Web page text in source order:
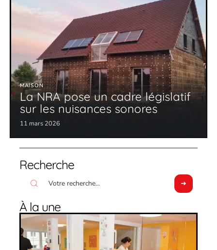
MAISON
La NRA pose un cadre législatif
sur les nuisances sonores
11 mars 2026
Recherche
À la une